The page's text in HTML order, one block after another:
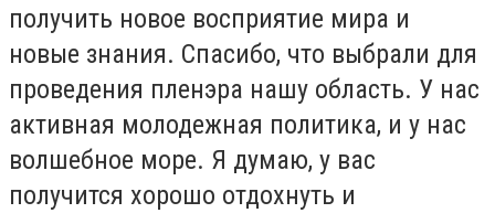
получить новое восприятие мира и
новые знания. Спасибо, что выбрали для
проведения пленэра нашу область. У нас
активная молодежная политика, и у нас
волшебное море. Я думаю, у вас
получится хорошо отдохнуть и